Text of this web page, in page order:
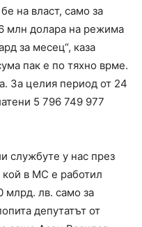
на власт, само за
млн долара на режима
за месец“, каза
пак е по тяхно врме.
За целия период от 24
5 796 749 977
службуте у нас през
кой в МС е работил
млрд. лв. само за
депутатът от